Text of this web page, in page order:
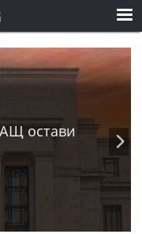
остави